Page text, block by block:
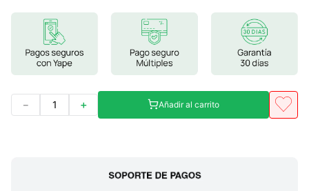
＋
－ Añadir al carrito